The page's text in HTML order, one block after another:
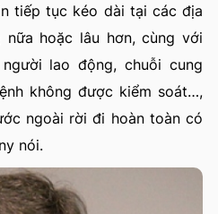
tiếp tục kéo dài tại các địa
hoặc lâu hơn, cùng với
lao động, chuỗi cung
không được kiểm soát…,
ngoài rời đi hoàn toàn có
nói.